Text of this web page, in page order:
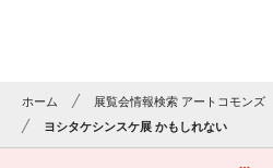
ホーム
展覧会情報検索 アートコモンズ
ヨシタケシンスケ展 かもしれない